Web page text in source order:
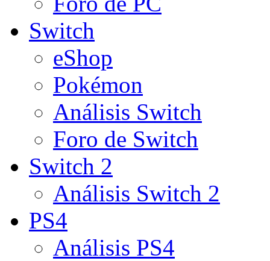
Switch
eShop
Pokémon
Análisis Switch
Foro de Switch
Switch 2
Análisis Switch 2
PS4
Análisis PS4